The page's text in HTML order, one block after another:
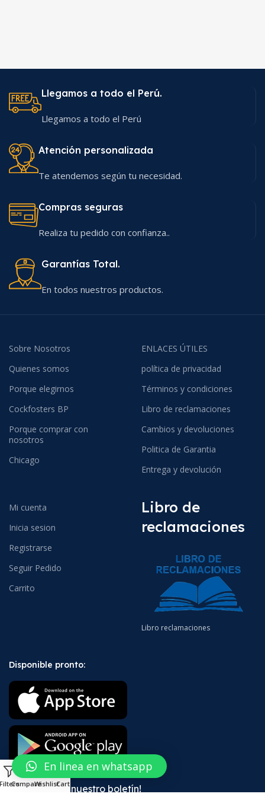
Llegamos a todo el Perú.
Llegamos a todo el Perú
Atención personalizada
Te atendemos según tu necesidad.
Compras seguras
Realiza tu pedido con confianza..
Garantías Total.
En todos nuestros productos.
Sobre Nosotros
Quienes somos
Porque elegirnos
Cockfosters BP
Porque comprar con
nosotros
Chicago
ENLACES ÚTILES
política de privacidad
Términos y condiciones
Libro de reclamaciones
Cambios y devoluciones
Politica de Garantia
Entrega y devolución
Mi cuenta
Inicia sesion
Registrarse
Seguir Pedido
Carrito
Libro de
reclamaciones
Libro reclamaciones
Disponible pronto:
¡Suscríbete a nuestro boletín!
CompareWishlist
0
Cart
En linea en whatsapp